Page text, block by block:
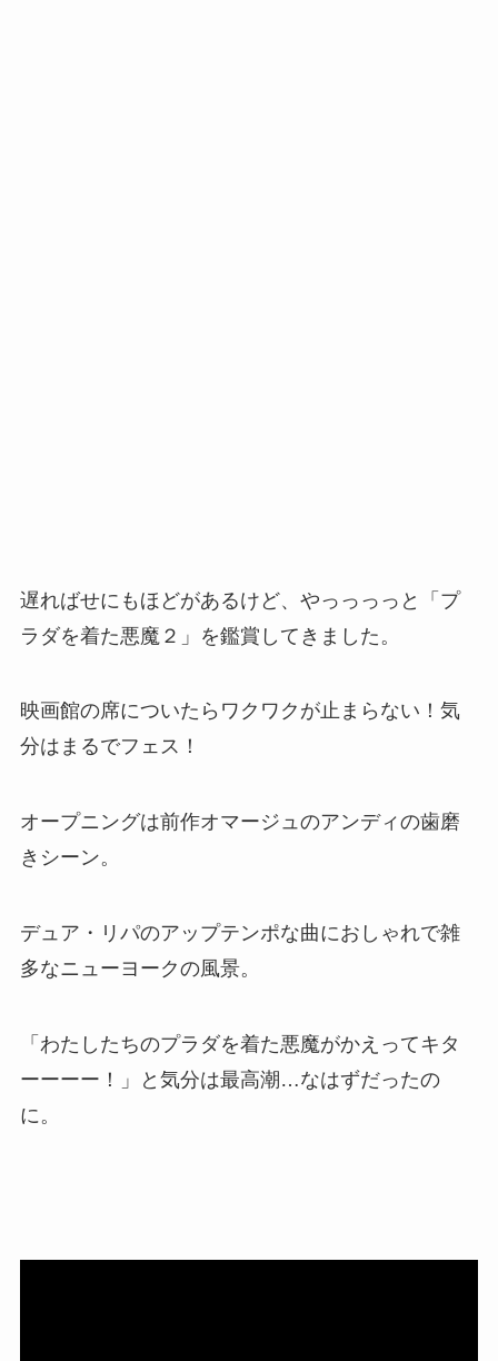
遅ればせにもほどがあるけど、やっっっっと「プ
ラダを着た悪魔２」を鑑賞してきました。
映画館の席についたらワクワクが止まらない！気
分はまるでフェス！
オープニングは前作オマージュのアンディの歯磨
きシーン。
デュア・リパのアップテンポな曲におしゃれで雑
多なニューヨークの風景。
「わたしたちのプラダを着た悪魔がかえってキタ
ーーーー！」と気分は最高潮…なはずだったの
に。